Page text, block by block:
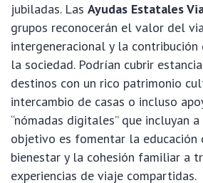
jubiladas. Las Ayudas Estatales
grupos reconocerán el valor del
intergeneracional y la contribución
la sociedad. Podrían cubrir
destinos con un rico patrimonio
intercambio de casas o incluso
“nómadas digitales” que incluyan
objetivo es fomentar la educación
bienestar y la cohesión familiar a
experiencias de viaje compartidas.